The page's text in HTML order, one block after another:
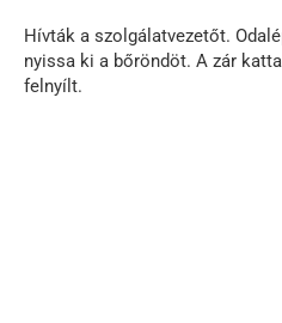
Hívták a szolgálatvezetőt.
nyissa ki a bőröndöt. A zár
felnyílt.